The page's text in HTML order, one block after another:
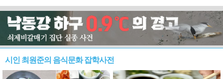
시인 최원준의 음식문화 잡학사전